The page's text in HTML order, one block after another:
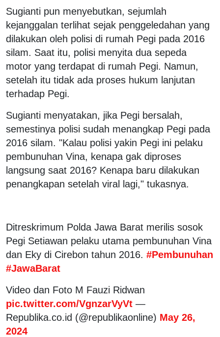
Sugianti pun menyebutkan, sejumlah
kejanggalan terlihat sejak penggeledahan yang
dilakukan oleh polisi di rumah Pegi pada 2016
silam. Saat itu, polisi menyita dua sepeda
motor yang terdapat di rumah Pegi. Namun,
setelah itu tidak ada proses hukum lanjutan
terhadap Pegi.
Sugianti menyatakan, jika Pegi bersalah,
semestinya polisi sudah menangkap Pegi pada
2016 silam. "Kalau polisi yakin Pegi ini pelaku
pembunuhan Vina, kenapa gak diproses
langsung saat 2016? Kenapa baru dilakukan
penangkapan setelah viral lagi," tukasnya.
Ditreskrimum Polda Jawa Barat merilis sosok
Pegi Setiawan pelaku utama pembunuhan Vina
dan Eky di Cirebon tahun 2016. #Pembunuhan
#JawaBarat
Video dan Foto M Fauzi Ridwan
pic.twitter.com/VgnzarVyVt —
Republika.co.id (@republikaonline) May 26,
2024